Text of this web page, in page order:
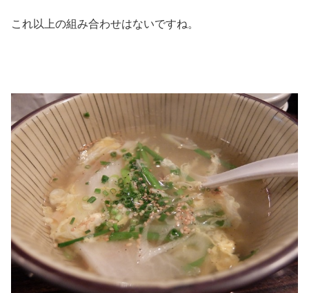
これ以上の組み合わせはないですね。